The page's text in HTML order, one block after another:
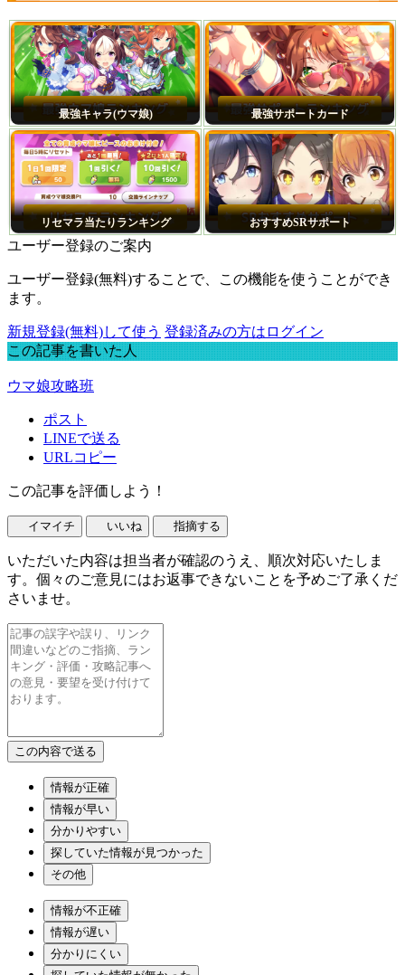
最強キャラ(ウマ娘) 最強サポートカード
リセマラ当たりランキング おすすめSRサポート
ユーザー登録のご案内
ユーザー登録(無料)することで、この機能を使うことができ
ます。
新規登録(無料)して使う 登録済みの方はログイン
この記事を書いた人
ウマ娘攻略班
ポスト
LINEで送る
URLコピー
この記事を評価しよう！
イマイチ いいね 指摘する
いただいた内容は担当者が確認のうえ、順次対応いたしま
す。個々のご意見にはお返事できないことを予めご了承くだ
さいませ。
情報が正確
情報が早い
分かりやすい
探していた情報が見つかった
その他
情報が不正確
情報が遅い
分かりにくい